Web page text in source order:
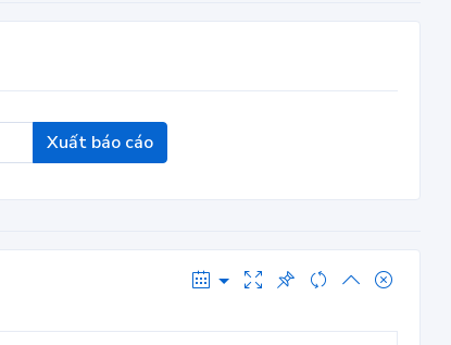
Xuất báo cáo